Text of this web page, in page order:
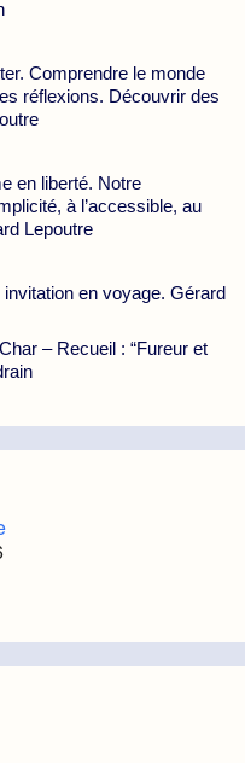
Comprendre le monde
réflexions. Découvrir des
en liberté. Notre
à l’accessible, au
Lepoutre
en voyage. Gérard
– Recueil : “Fureur et